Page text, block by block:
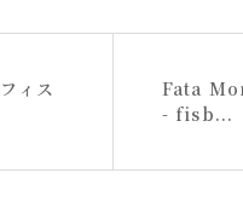
ィス
Fata
- fisb...